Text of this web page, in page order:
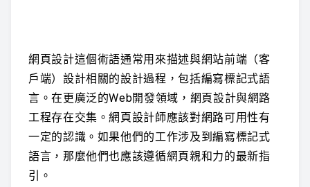
網頁設計這個術語通常用來描述與網站前端（客
戶端）設計相關的設計過程，包括編寫標記式語
言。在更廣泛的Web開發領域，網頁設計與網路
工程存在交集。網頁設計師應該對網路可用性有
一定的認識。如果他們的工作涉及到編寫標記式
語言，那麼他們也應該遵循網頁親和力的最新指
引。